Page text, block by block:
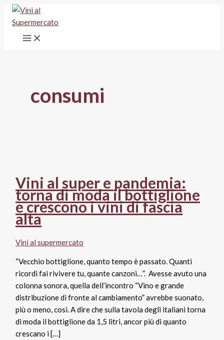
Vai
contenuto
consumi
Vini al super e pandemia:
torna di moda il bottiglione
e crescono i vini di fascia
alta
Vini al supermercato
“Vecchio bottiglione, quanto tempo è passato. Quanti
ricordi fai rivivere tu, quante canzoni…”. Avesse avuto una
colonna sonora, quella dell’incontro “Vino e grande
distribuzione di fronte al cambiamento” avrebbe suonato,
più o meno, così. A dire che sulla tavola degli italiani torna
di moda il bottiglione da 1,5 litri, ancor più di quanto
crescano i […]